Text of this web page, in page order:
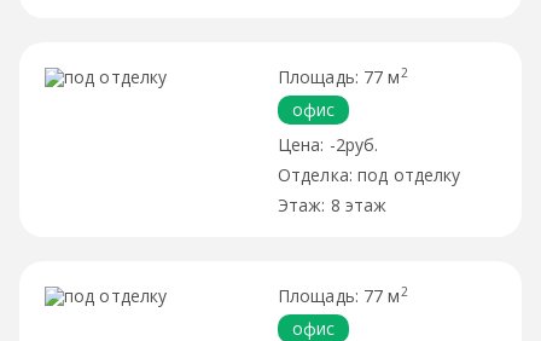
77 м 2
офис
-2руб.
под отделку
8 этаж
77 м 2
офис